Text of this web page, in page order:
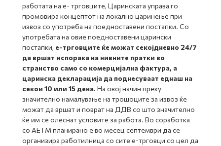
работата на е- трговците, Царинската управа го
промовира концептот на локално царинење при
извоз со употреба на поедноставени постапки. Со
употребата на овие поедноставени царински
постапки, е-трговците ќе можат секојдневно 24/7
да вршат испорака на нивните пратки во
странство само со комерцијална фактура, а
царинска декларација да поднесуваат еднаш на
секои 10 или 15 дена. На овој начин преку
значително намалување на трошоците за извоз ќе
можат да вршат и поврат на ДДВ со што значително
ќе им се олеснат условите за работа. Во соработка
со АЕТМ планирано е во месец септември да се
организира работилница со сите е-трговци со цел да